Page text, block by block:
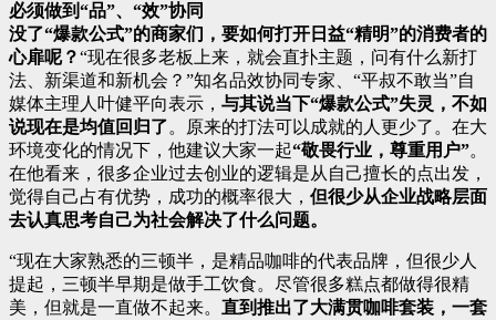
必须做到“品”、“效”协同
没了“爆款公式”的商家们，要如何打开日益“精明”的消费者的
心扉呢？“现在很多老板上来，就会直扑主题，问有什么新打
法、新渠道和新机会？”知名品效协同专家、“平叔不敢当”自
媒体主理人叶健平向表示， 与其说当下“爆款公式”失灵，不如
说现在是均值回归了。原来的打法可以成就的人更少了。在大
环境变化的情况下，他建议大家一起“敬畏行业，尊重用户”。
在他看来，很多企业过去创业的逻辑是从自己擅长的点出发，
觉得自己占有优势，成功的概率很大， 但很少从企业战略层面
去认真思考自己为社会解决了什么问题。
“现在大家熟悉的三顿半，是精品咖啡的代表品牌，但很少人
提起，三顿半早期是做手工饮食。尽管很多糕点都做得很精
美，但就是一直做不起来。 直到推出了大满贯咖啡套装，一套